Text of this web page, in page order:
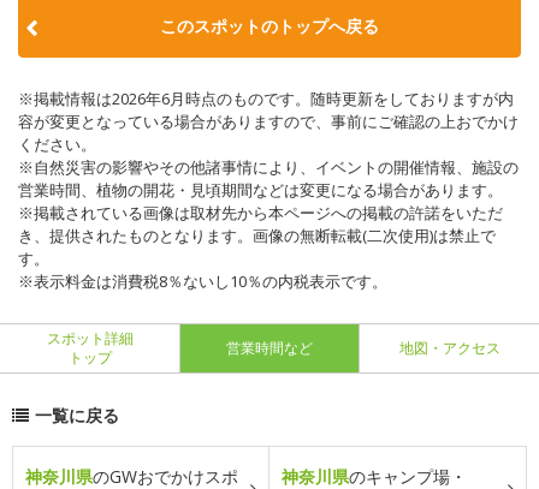
このスポットのトップへ戻る
※掲載情報は2026年6月時点のものです。随時更新をしておりますが内
容が変更となっている場合がありますので、事前にご確認の上おでかけ
ください。
※自然災害の影響やその他諸事情により、イベントの開催情報、施設の
営業時間、植物の開花・見頃期間などは変更になる場合があります。
※掲載されている画像は取材先から本ページへの掲載の許諾をいただ
き、提供されたものとなります。画像の無断転載(二次使用)は禁止で
す。
※表示料金は消費税8％ないし10％の内税表示です。
スポット詳細
トップ
営業時間など 地図・アクセス
一覧に戻る
神奈川県のGWおでかけスポ
神奈川県のキャンプ場・